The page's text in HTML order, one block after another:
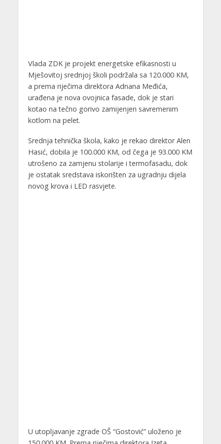
Vlada ZDK je projekt energetske efikasnosti u
Mješovitoj srednjoj školi podržala sa 120.000 KM,
a prema riječima direktora Adnana Međića,
urađena je nova ovojnica fasade, dok je stari
kotao na tečno gorivo zamijenjen savremenim
kotlom na pelet.
Srednja tehnička škola, kako je rekao direktor Alen
Hasić, dobila je 100.000 KM, od čega je 93.000 KM
utrošeno za zamjenu stolarije i termofasadu, dok
je ostatak sredstava iskorišten za ugradnju dijela
novog krova i LED rasvjete.
U utopljavanje zgrade OŠ “Gostović” uloženo je